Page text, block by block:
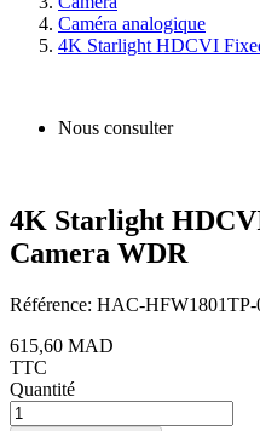
Caméra analogique
4K Starlight HDCVI
Nous consulter
4K Starlight
Camera WDR
Référence: HAC-HFW1801TP-
615,60 MAD
TTC
Quantité